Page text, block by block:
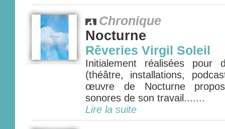
Chronique
Nocturne
Rêveries Virgil Soleil
Initialement réalisées pour
(théâtre, installations,
œuvre de Nocturne
sonores de son travail.......
Lire la suite